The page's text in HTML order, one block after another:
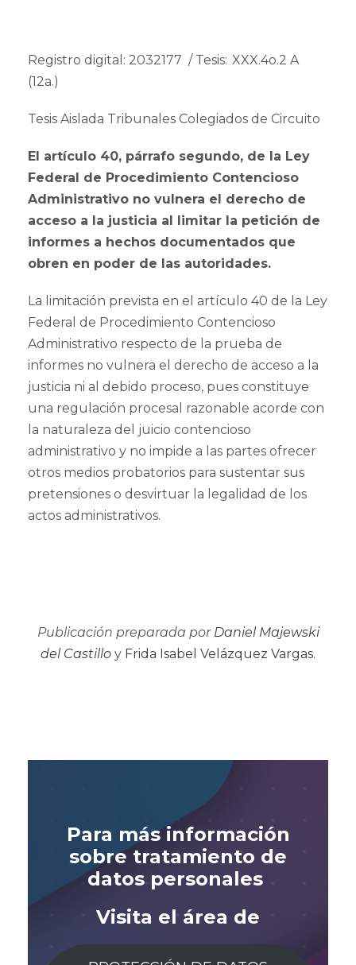
Registro digital: 2032177 / Tesis: XXX.4o.2 A
(12a.)
Tesis Aislada Tribunales Colegiados de Circuito
El artículo 40, párrafo segundo, de la Ley
Federal de Procedimiento Contencioso
Administrativo no vulnera el derecho de
acceso a la justicia al limitar la petición de
informes a hechos documentados que
obren en poder de las autoridades.
La limitación prevista en el artículo 40 de la Ley
Federal de Procedimiento Contencioso
Administrativo respecto de la prueba de
informes no vulnera el derecho de acceso a la
justicia ni al debido proceso, pues constituye
una regulación procesal razonable acorde con
la naturaleza del juicio contencioso
administrativo y no impide a las partes ofrecer
otros medios probatorios para sustentar sus
pretensiones o desvirtuar la legalidad de los
actos administrativos.
Publicación preparada por Daniel Majewski
del Castillo y Frida Isabel Velázquez Vargas.
Para más información
sobre tratamiento de
datos personales
Visita el área de